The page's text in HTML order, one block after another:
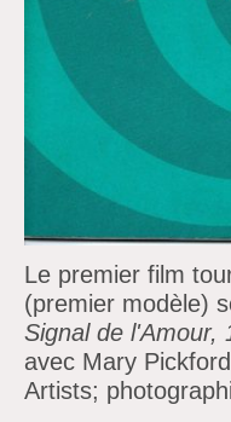
Le premier film
(premier modèle)
Signal de l'Amour,
avec Mary
Artists;